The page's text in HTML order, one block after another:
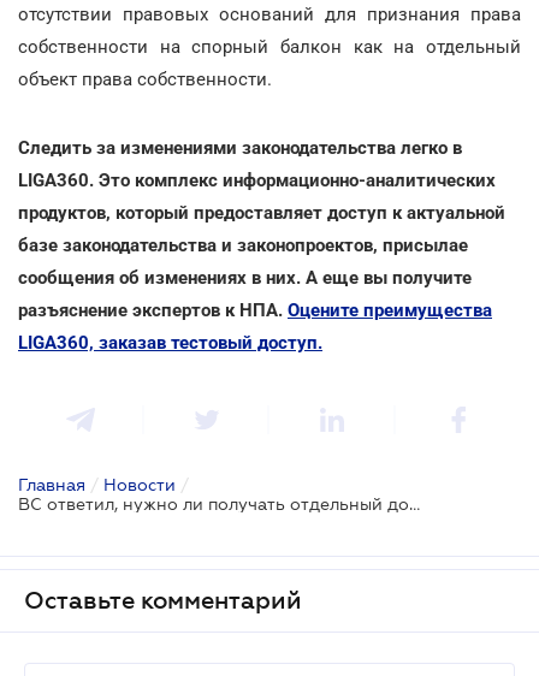
отсутствии правовых оснований для признания права
собственности на спорный балкон как на отдельный
объект права собственности.
Следить за изменениями законодательства легко в
LIGA360. Это комплекс информационно-аналитических
продуктов, который предоставляет доступ к актуальной
базе законодательства и законопроектов, присылае
сообщения об изменениях в них. А еще вы получите
разъяснение экспертов к НПА. Оцените преимущества
LIGA360, заказав тестовый доступ.
Главная / Новости /
ВС ответил, нужно ли получать отдельный документ на переоборудованный балкон
Оставьте комментарий